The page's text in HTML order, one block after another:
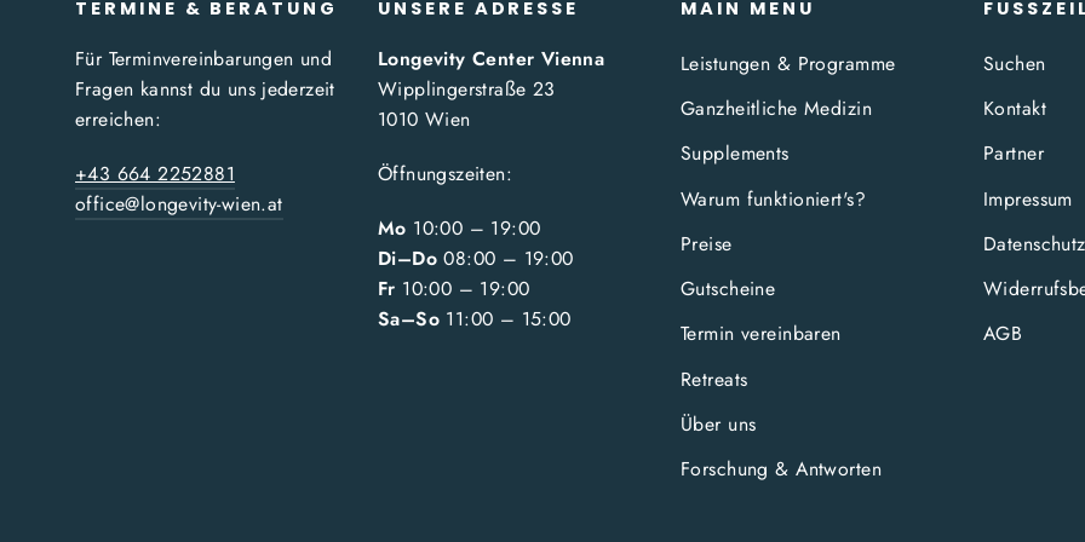
TERMINE & BERATUNG
Für Terminvereinbarungen und
Fragen kannst du uns jederzeit
erreichen:
+43 664 2252881
office@longevity-wien.at
UNSERE ADRESSE
Longevity Center Vienna
Wipplingerstraße 23
1010 Wien
Öffnungszeiten:
Mo 10:00 – 19:00
Di–Do08:00 – 19:00
Fr 10:00 – 19:00
Sa–So 11:00 – 15:00
MAIN MENU
Leistungen & Programme
Ganzheitliche Medizin
Supplements
Warum funktioniert's?
Preise
Gutscheine
Termin vereinbaren
Retreats
Über uns
Forschung & Antworten
Suchen
Kontakt
Partner
Impressum
Datenschutz
AGB